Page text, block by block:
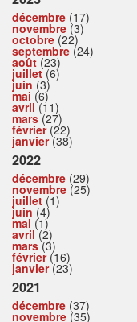
décembre (17)
novembre (3)
octobre (22)
septembre (24)
août (23)
juillet(6)
juin (3)
mai (6)
avril(11)
mars(27)
février(22)
janvier(38)
2022
décembre (29)
novembre (25)
juillet (1)
juin (4)
mai (1)
avril(2)
mars(3)
février(16)
janvier(23)
2021
décembre (37)
novembre (35)